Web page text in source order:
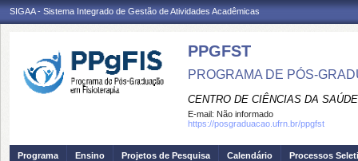
SIGAA - Sistema Integrado de Gestão de Atividades Acadêmicas
PPGFST
PROGRAMA DE PÓS-
CENTRO DE CIÊNCIAS DA SAÚDE
E-mail: Não informado
https://posgraduacao.ufrn.br/ppgfst
Programa Ensino Projetos de Pesquisa Calendário Processos